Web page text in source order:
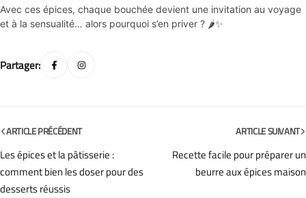
Avec ces épices, chaque bouchée devient une invitation au voyage
et à la sensualité… alors pourquoi s’en priver ? 🌶✨
Partager:
ARTICLE PRÉCÉDENT
Les épices et la pâtisserie :
comment bien les doser pour des
desserts réussis
ARTICLE SUIVANT
Recette facile pour préparer un
beurre aux épices maison